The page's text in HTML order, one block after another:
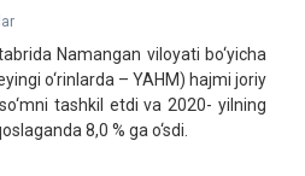
Namangan viloyati bo‘yicha
o‘rinlarda – YAHM) hajmi joriy
tashkil etdi va 2020- yilning
8,0 % ga o‘sdi.